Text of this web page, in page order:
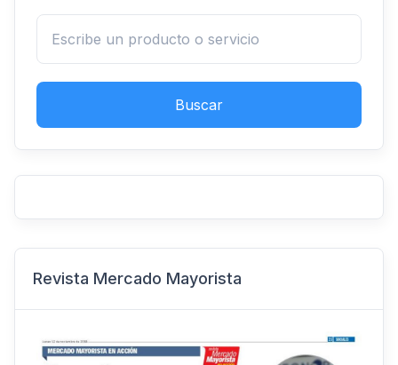
Buscar
Revista Mercado Mayorista